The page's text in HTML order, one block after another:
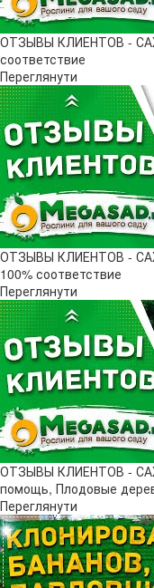
ОТЗЫВЫ КЛИЕНТОВ -
соответствие
Переглянути
ОТЗЫВЫ КЛИЕНТОВ -
100% соответствие
Переглянути
ОТЗЫВЫ КЛИЕНТОВ -
помощь, Плодовые
Переглянути